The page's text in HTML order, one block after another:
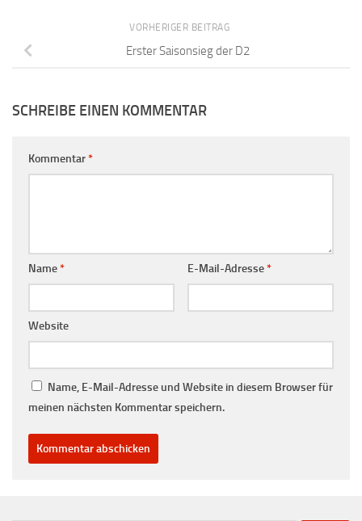
VORHERIGER BEITRAG
Erster Saisonsieg der D2
SCHREIBE EINEN KOMMENTAR
Kommentar*
Name* E-Mail-Adresse*
Website
Name, E-Mail-Adresse und Website in diesem Browser für
meinen nächsten Kommentar speichern.